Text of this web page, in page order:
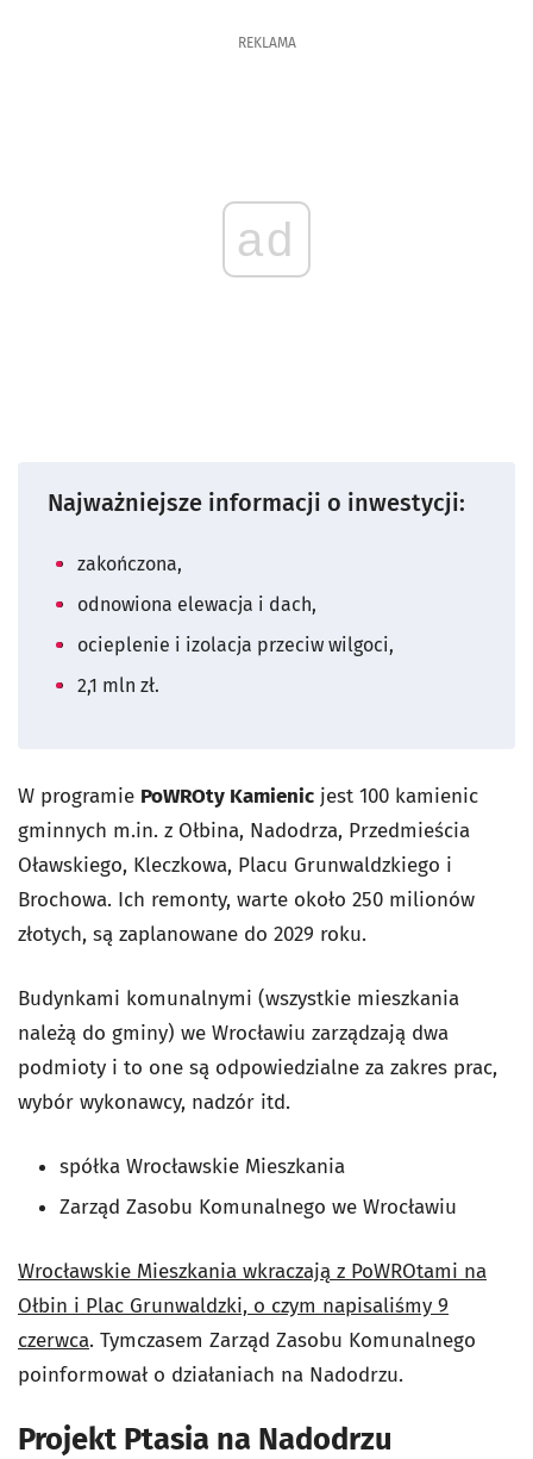
REKLAMA
ad
Najważniejsze informacji o inwestycji:
zakończona,
odnowiona elewacja i dach,
ocieplenie i izolacja przeciw wilgoci,
2,1 mln zł.
W programie PoWROty Kamienic jest 100 kamienic
gminnych m.in. z Ołbina, Nadodrza, Przedmieścia
Oławskiego, Kleczkowa, Placu Grunwaldzkiego i
Brochowa. Ich remonty, warte około 250 milionów
złotych, są zaplanowane do 2029 roku.
Budynkami komunalnymi (wszystkie mieszkania
należą do gminy) we Wrocławiu zarządzają dwa
podmioty i to one są odpowiedzialne za zakres prac,
wybór wykonawcy, nadzór itd.
spółka Wrocławskie Mieszkania
Zarząd Zasobu Komunalnego we Wrocławiu
Wrocławskie Mieszkania wkraczają z PoWROtami na
Ołbin i Plac Grunwaldzki, o czym napisaliśmy 9
czerwca. Tymczasem Zarząd Zasobu Komunalnego
poinformował o działaniach na Nadodrzu.
Projekt Ptasia na Nadodrzu